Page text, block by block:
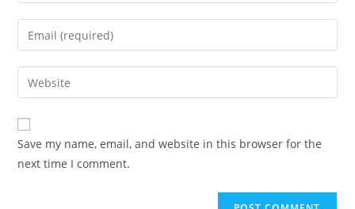
Save my name, email, and website in this browser for the
next time I comment.